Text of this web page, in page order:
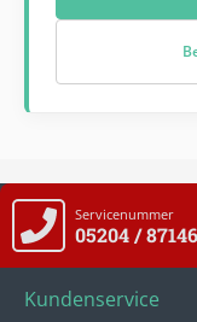
Servicenummer
05204 /
Kundenservice